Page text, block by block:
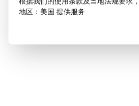
地区：美国 提供服务